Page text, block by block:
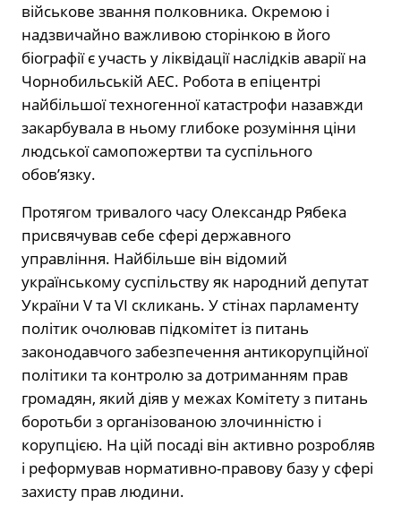
військове звання полковника. Окремою і
надзвичайно важливою сторінкою в його
біографії є участь у ліквідації наслідків аварії на
Чорнобильській АЕС. Робота в епіцентрі
найбільшої техногенної катастрофи назавжди
закарбувала в ньому глибоке розуміння ціни
людської самопожертви та суспільного
обов’язку.
Протягом тривалого часу Олександр Рябека
присвячував себе сфері державного
управління. Найбільше він відомий
українському суспільству як народний депутат
України V та VI скликань. У стінах парламенту
політик очолював підкомітет із питань
законодавчого забезпечення антикорупційної
політики та контролю за дотриманням прав
громадян, який діяв у межах Комітету з питань
боротьби з організованою злочинністю і
корупцією. На цій посаді він активно розробляв
і реформував нормативно-правову базу у сфері
захисту прав людини.